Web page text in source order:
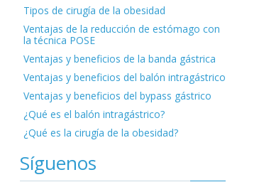
Tipos de cirugía de la obesidad
Ventajas de la reducción de estómago con
la técnica POSE
Ventajas y beneficios de la banda gástrica
Ventajas y beneficios del balón intragástrico
Ventajas y beneficios del bypass gástrico
¿Qué es el balón intragástrico?
¿Qué es la cirugía de la obesidad?
Síguenos